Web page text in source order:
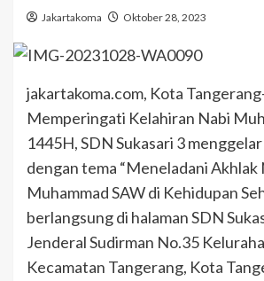
Jakartakoma Oktober 28, 2023
jakartakoma.com, Kota
Memperingati Kelahiran Nabi
1445H, SDN Sukasari 3
dengan tema “Meneladani Akhlak
Muhammad SAW di Kehidupan
berlangsung di halaman SDN
Jenderal Sudirman No.35
Kecamatan Tangerang, Kota